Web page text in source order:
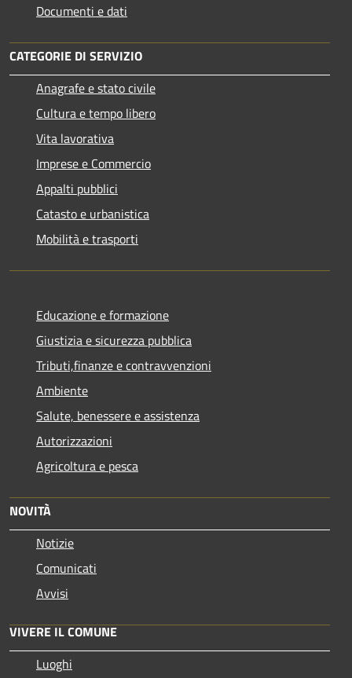
Documenti e dati
CATEGORIE DI SERVIZIO
Anagrafe e stato civile
Cultura e tempo libero
Vita lavorativa
Imprese e Commercio
Appalti pubblici
Catasto e urbanistica
Mobilità e trasporti
Educazione e formazione
Giustizia e sicurezza pubblica
Tributi,finanze e contravvenzioni
Ambiente
Salute, benessere e assistenza
Autorizzazioni
Agricoltura e pesca
NOVITÀ
Notizie
Comunicati
Avvisi
VIVERE IL COMUNE
Luoghi